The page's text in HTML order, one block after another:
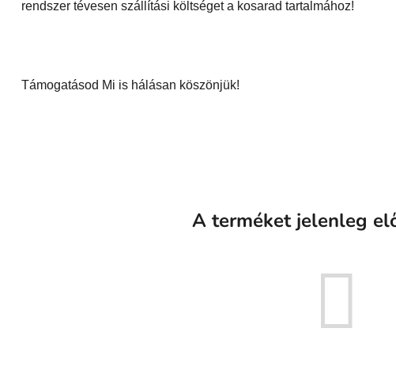
rendszer tévesen szállítási költséget a kosarad tartalmához!
Támogatásod Mi is hálásan köszönjük!
A terméket jelenleg